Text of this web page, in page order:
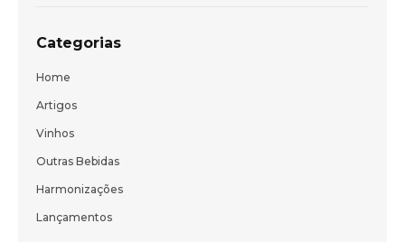
Cadastre-se e receba todas as novidades
Categorias
Home
Artigos
Vinhos
Outras Bebidas
Harmonizações
Lançamentos